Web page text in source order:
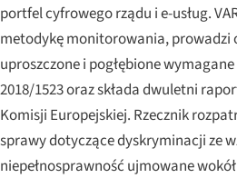
portfel cyfrowego rządu i e-usług.
metodykę monitorowania, prowadzi
uproszczone i pogłębione
2018/1523 oraz składa dwuletni
Komisji Europejskiej. Rzecznik
sprawy dotyczące dyskryminacji ze
niepełnosprawność ujmowane